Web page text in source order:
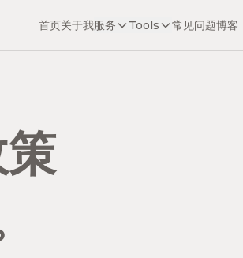
首页关于我服务 Tools 常见问题博客